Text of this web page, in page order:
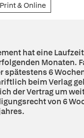
& Online
hat eine
Monaten.
spätestens 6
beim Verlag
der Vertrag um
von 6